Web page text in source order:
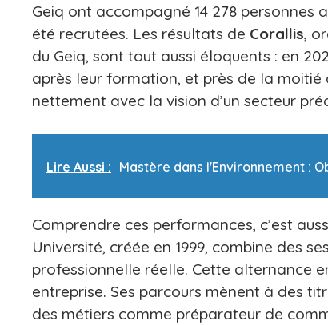
Geiq ont accompagné 14 278 personnes
été recrutées. Les résultats de Corallis,
du Geiq, sont tout aussi éloquents : en
après leur formation, et près de la moitié
nettement avec la vision d’un secteur
Lire Aussi : Mastère dans l'Environnement :
Comprendre ces performances, c’est
Université, créée en 1999, combine des
professionnelle réelle. Cette alternance
entreprise. Ses parcours mènent à des
des métiers comme préparateur de